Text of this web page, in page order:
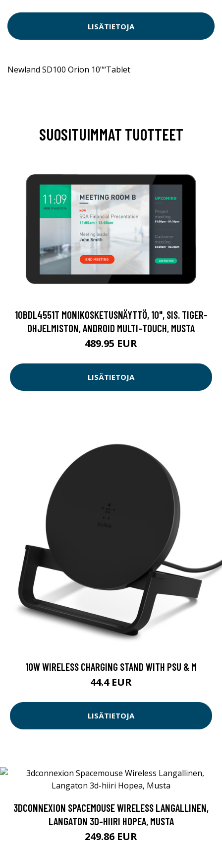
LISÄTIETOJA
Newland SD100 Orion 10"“Tablet
SUOSITUIMMAT TUOTTEET
10BDL4551T MONIKOSKETUSNÄYTTÖ, 10", SIS. TIGER-
OHJELMISTON, ANDROID MULTI-TOUCH, MUSTA
489.95 EUR
LISÄTIETOJA
10W WIRELESS CHARGING STAND WITH PSU & M
44.4 EUR
LISÄTIETOJA
3DCONNEXION SPACEMOUSE WIRELESS LANGALLINEN,
LANGATON 3D-HIIRI HOPEA, MUSTA
249.86 EUR